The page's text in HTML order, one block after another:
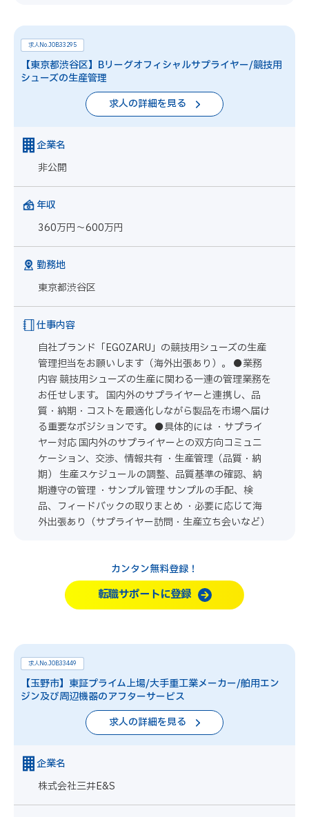
求人No.JOB33295
【東京都渋谷区】Bリーグオフィシャルサプライヤー/競技用
シューズの生産管理
求人の詳細を見る
企業名
非公開
年収
360万円～600万円
勤務地
東京都渋谷区
仕事内容
自社ブランド「EGOZARU」の競技用シューズの生産
管理担当をお願いします（海外出張あり）。 ●業務
内容 競技用シューズの生産に関わる一連の管理業務を
お任せします。 国内外のサプライヤーと連携し、品
質・納期・コストを最適化しながら製品を市場へ届け
る重要なポジションです。 ●具体的には ・サプライ
ヤー対応 国内外のサプライヤーとの双方向コミュニ
ケーション、交渉、情報共有 ・生産管理（品質・納
期） 生産スケジュールの調整、品質基準の確認、納
期遵守の管理 ・サンプル管理 サンプルの手配、検
品、フィードバックの取りまとめ ・必要に応じて海
外出張あり（サプライヤー訪問・生産立ち会いなど）
カンタン無料登録！
転職サポートに登録
求人No.JOB33449
【玉野市】東証プライム上場/大手重工業メーカー/舶用エン
ジン及び周辺機器のアフターサービス
求人の詳細を見る
企業名
株式会社三井E&S